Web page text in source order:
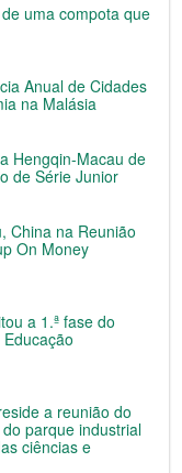
uma compota que
Anual de Cidades
na Malásia
Hengqin-Macau de
de Série Junior
China na Reunião
On Money
a 1.ª fase do
a reunião do
parque industrial
ciências e